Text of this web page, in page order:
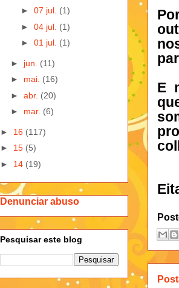
E
► 07 jul. (1)
► 04 jul. (1)
► 01 jul. (1)
► jun. (11)
► mai. (16)
► abr. (20)
► mar. (6)
► 16 (117)
► 15 (5)
► 14 (19)
Denunciar abuso
Pesquisar este blog